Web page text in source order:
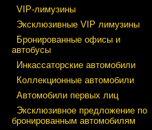
VIP-лимузины
Эксклюзивные VIP лимузины
Бронированные офисы и
автобусы
Инкассаторские автомобили
Коллекционные автомобили
Автомобили первых лиц
Эксклюзивное предложение по
бронированным автомобилям